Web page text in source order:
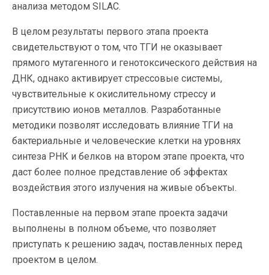
анализа методом SILAC.
В целом результаты первого этапа проекта
свидетельствуют о том, что ТГИ не оказывает
прямого мутагенного и генотоксического действия на
ДНК, однако активирует стрессовые системы,
чувствительные к окислительному стрессу и
присутствию ионов металлов. Разработанные
методики позволят исследовать влияние ТГИ на
бактериальные и человеческие клетки на уровнях
синтеза РНК и белков на втором этапе проекта, что
даст более полное представление об эффектах
воздействия этого излучения на живые объекты.
Поставленные на первом этапе проекта задачи
выполнены в полном объеме, что позволяет
приступать к решению задач, поставленных перед
проектом в целом.